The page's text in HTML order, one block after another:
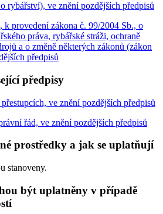
rybářství), ve znění pozdějších předpisů
k provedení zákona č. 99/2004 Sb., o
práva, rybářské stráži, ochraně
a o změně některých zákonů (zákon
předpisů
předpisy
ve znění pozdějších předpisů
řád, ve znění pozdějších předpisů
prostředky a jak se uplatňují
stanoveny.
být uplatněny v případě